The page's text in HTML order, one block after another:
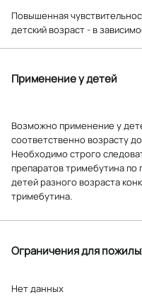
Повышенная
детский возраст - в
Применение у детей
Возможно применение у
соответственно возрасту
Необходимо строго
препаратов тримебутина
детей разного возраста
тримебутина.
Ограничения для
Нет данных